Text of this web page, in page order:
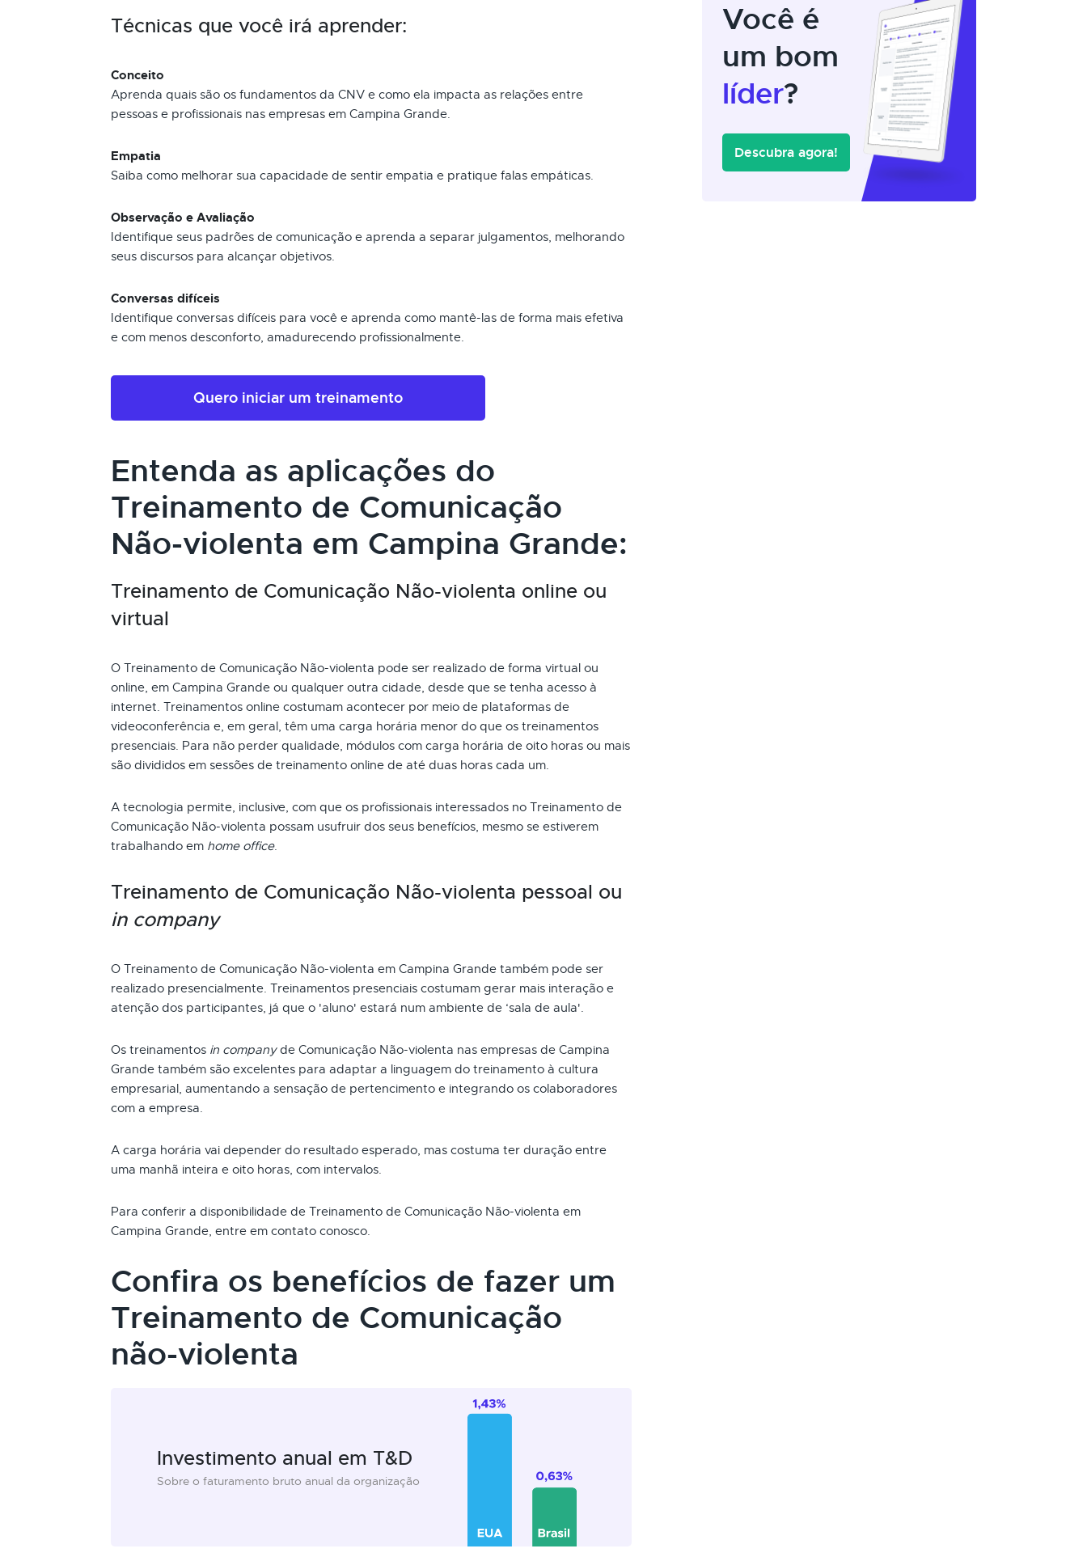
Técnicas que você irá aprender:
Conceito
Aprenda quais são os fundamentos da CNV e como ela impacta as relações entre
pessoas e profissionais nas empresas em Campina Grande.
Empatia
Saiba como melhorar sua capacidade de sentir empatia e pratique falas empáticas.
Observação e Avaliação
Identifique seus padrões de comunicação e aprenda a separar julgamentos, melhorando
seus discursos para alcançar objetivos.
Conversas difíceis
Identifique conversas difíceis para você e aprenda como mantê-las de forma mais efetiva
e com menos desconforto, amadurecendo profissionalmente.
Quero iniciar um treinamento
Entenda as aplicações do
Treinamento de Comunicação
Não-violenta em Campina Grande:
Treinamento de Comunicação Não-violenta online ou
virtual
O Treinamento de Comunicação Não-violenta pode ser realizado de forma virtual ou
online, em Campina Grande ou qualquer outra cidade, desde que se tenha acesso à
internet. Treinamentos online costumam acontecer por meio de plataformas de
videoconferência e, em geral, têm uma carga horária menor do que os treinamentos
presenciais. Para não perder qualidade, módulos com carga horária de oito horas ou mais
são divididos em sessões de treinamento online de até duas horas cada um.
A tecnologia permite, inclusive, com que os profissionais interessados no Treinamento de
Comunicação Não-violenta possam usufruir dos seus benefícios, mesmo se estiverem
trabalhando em home office.
Treinamento de Comunicação Não-violenta pessoal ou
in company
O Treinamento de Comunicação Não-violenta em Campina Grande também pode ser
realizado presencialmente. Treinamentos presenciais costumam gerar mais interação e
atenção dos participantes, já que o 'aluno' estará num ambiente de ‘sala de aula'.
Os treinamentos in companyde Comunicação Não-violenta nas empresas de Campina
Grande também são excelentes para adaptar a linguagem do treinamento à cultura
empresarial, aumentando a sensação de pertencimento e integrando os colaboradores
com a empresa.
A carga horária vai depender do resultado esperado, mas costuma ter duração entre
uma manhã inteira e oito horas, com intervalos.
Para conferir a disponibilidade de Treinamento de Comunicação Não-violenta em
Campina Grande, entre em contato conosco.
Confira os benefícios de fazer um
Treinamento de Comunicação
não-violenta
Investimento anual em T&D
Sobre o faturamento bruto anual da organização
Você é
um bom
líder?
Descubra agora!